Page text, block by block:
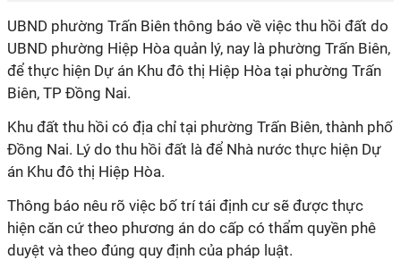
UBND phường Trấn Biên thông báo về việc thu hồi đất do
UBND phường Hiệp Hòa quản lý, nay là phường Trấn Biên,
để thực hiện Dự án Khu đô thị Hiệp Hòa tại phường Trấn
Biên, TP Đồng Nai.
Khu đất thu hồi có địa chỉ tại phường Trấn Biên, thành phố
Đồng Nai. Lý do thu hồi đất là để Nhà nước thực hiện Dự
án Khu đô thị Hiệp Hòa.
Thông báo nêu rõ việc bố trí tái định cư sẽ được thực
hiện căn cứ theo phương án do cấp có thẩm quyền phê
duyệt và theo đúng quy định của pháp luật.